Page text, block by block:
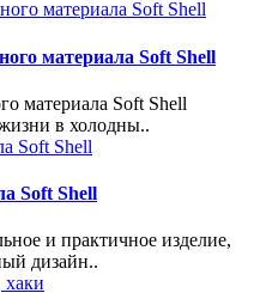
материала Soft Shell
материала Soft Shell
в холодны..
Soft Shell
и практичное изделие,
дизайн..